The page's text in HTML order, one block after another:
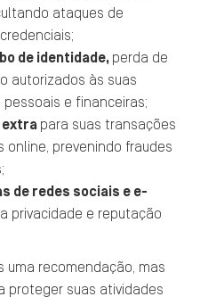
ataques de
de identidade, perda de
autorizados às suas
e financeiras;
extra para suas transações
online, prevenindo fraudes
de redes sociais e e-
privacidade e reputação
uma recomendação, mas
proteger suas atividades